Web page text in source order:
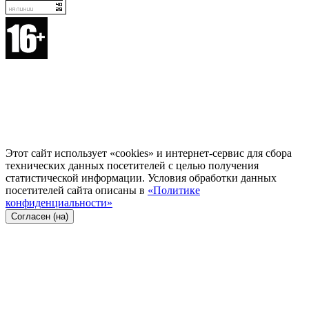
Этот сайт использует «cookies» и интернет-сервис для сбора
технических данных посетителей с целью получения
статистической информации. Условия обработки данных
посетителей сайта описаны в «Политике
конфиденциальности»
Согласен (на)